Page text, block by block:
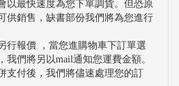
以最快速度為您下單調貨。但恐原
供銷售，缺書部份我們將為您進行
行報價 ，當您進購物車下訂單選
我們將另以mail通知您運費金額。
支付後，我們將儘速處理您的訂